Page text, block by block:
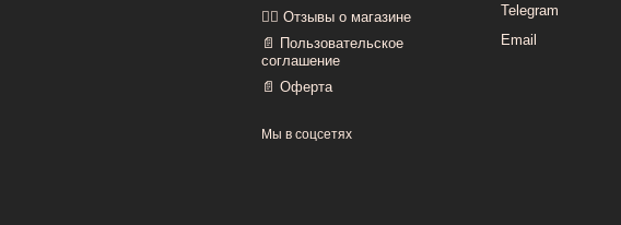
👍🏻 Отзывы о магазине
📄 Пользовательское
соглашение
📄 Оферта
Мы в соцсетях
Telegram
Email